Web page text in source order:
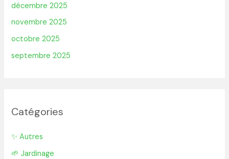
décembre 2025
novembre 2025
octobre 2025
septembre 2025
Catégories
✨ Autres
🌱 Jardinage